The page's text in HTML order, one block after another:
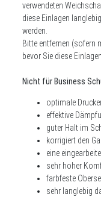
verwendeten
diese Einlagen
werden.
Bitte entfernen (sofern
bevor Sie diese
Nicht für Business
optimale
effektive
guter Halt im
korrigiert den
eine
sehr hoher
farbfeste
sehr langlebig